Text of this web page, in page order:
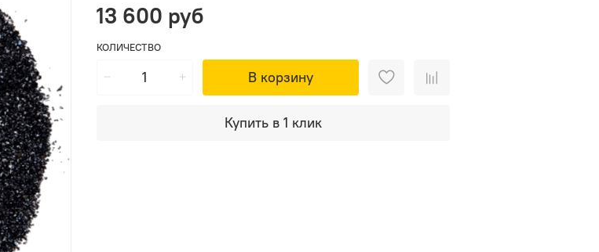
13 600 руб
КОЛИЧЕСТВО
В корзину
Купить в 1 клик